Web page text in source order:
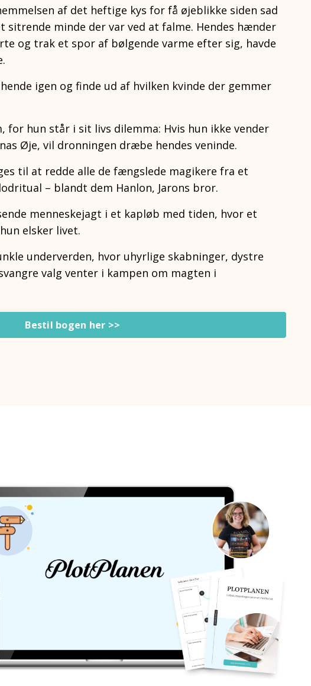
af det heftige kys for få øjeblikke siden sad
sitrende minde der var ved at falme. Hendes hænder
og trak et spor af bølgende varme efter sig, havde
igen og finde ud af hvilken kvinde der gemmer
for hun står i sit livs dilemma: Hvis hun ikke vender
Øje, vil dronningen dræbe hendes veninde.
til at redde alle de fængslede magikere fra et
– blandt dem Hanlon, Jarons bror.
menneskejagt i et kapløb med tiden, hvor et
elsker livet.
underverden, hvor uhyrlige skabninger, dystre
valg venter i kampen om magten i
Bestil bogen her >>